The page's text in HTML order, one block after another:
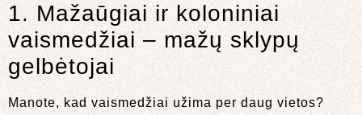
1. Mažaūgiai ir koloniniai
vaismedžiai – mažų sklypų
gelbėtojai
Manote, kad vaismedžiai užima per daug vietos?